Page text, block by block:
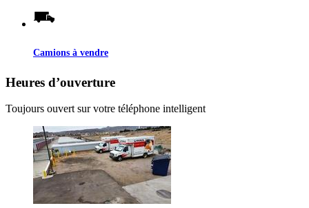
Camions à vendre
Heures d’ouverture
Toujours ouvert sur votre téléphone intelligent